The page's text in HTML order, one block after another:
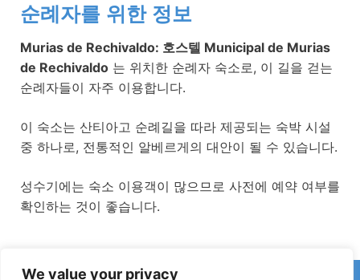
We value your privacy
순례자를 위한 정보
Murias de Rechivaldo: 호스텔 Municipal de Murias
de Rechivaldo 는 위치한 순례자 숙소로, 이 길을 걷는
순례자들이 자주 이용합니다.
이 숙소는 산티아고 순례길을 따라 제공되는 숙박 시설
중 하나로, 전통적인 알베르게의 대안이 될 수 있습니다.
성수기에는 숙소 이용객이 많으므로 사전에 예약 여부를
확인하는 것이 좋습니다.